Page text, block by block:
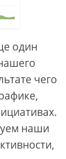
один
чего
наши